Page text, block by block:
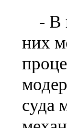
- В
них
суда